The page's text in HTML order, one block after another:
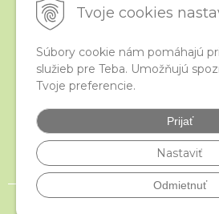
Tvoje cookies
Súbory cookie nám pomáhajú
služieb pre Teba. Umožňujú
Tvoje preferencie.
Prijať
Nastaviť
Odmietnuť
Obchodné
iStraka
Veľkoobchod
Najčastejšie
Certifikáty
© 2026 istraka.sk - najligotavejšie korálky a